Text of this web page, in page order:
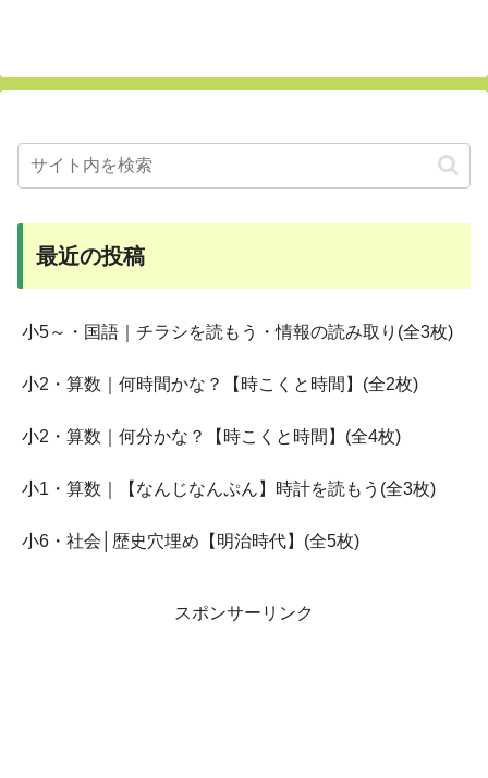
最近の投稿
小5～・国語｜チラシを読もう・情報の読み取り(全3枚)
小2・算数｜何時間かな？【時こくと時間】(全2枚)
小2・算数｜何分かな？【時こくと時間】(全4枚)
小1・算数｜【なんじなんぷん】時計を読もう(全3枚)
小6・社会│歴史穴埋め【明治時代】(全5枚)
スポンサーリンク